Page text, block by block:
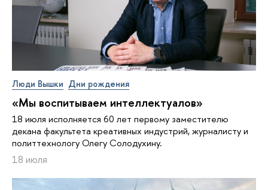
Люди Вышки Дни рождения
«Мы воспитываем интеллектуалов»
18 июля исполняется 60 лет первому заместителю
декана факультета креативных индустрий, журналисту и
политтехнологу Олегу Солодухину.
18 июля